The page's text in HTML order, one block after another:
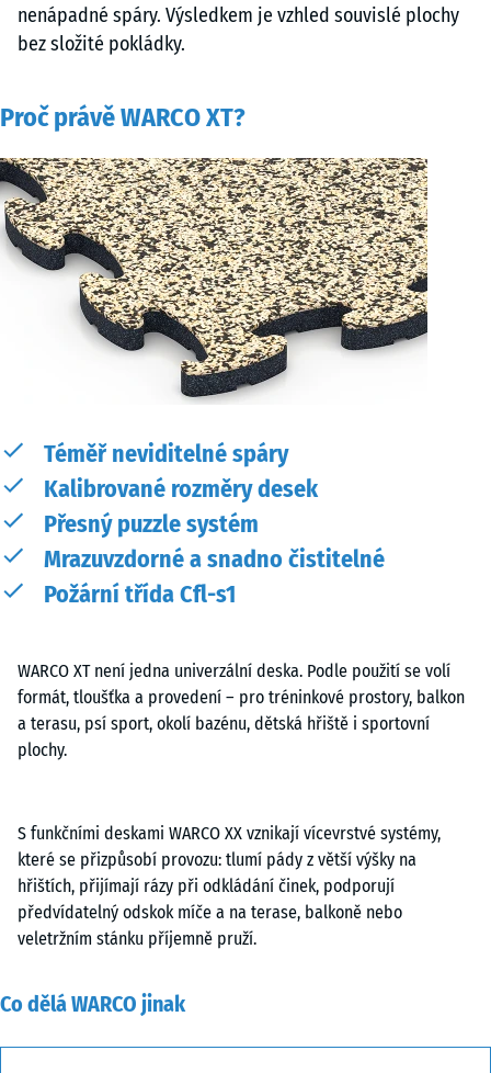
nenápadné spáry. Výsledkem je vzhled souvislé plochy
bez složité pokládky.
Proč právě WARCO XT?
Téměř neviditelné spáry
Kalibrované rozměry desek
Přesný puzzle systém
Mrazuvzdorné a snadno čistitelné
Požární třída Cfl-s1
WARCO XT není jedna univerzální deska. Podle použití se volí
formát, tloušťka a provedení – pro tréninkové prostory, balkon
a terasu, psí sport, okolí bazénu, dětská hřiště i sportovní
plochy.
S funkčními deskami WARCO XX vznikají vícevrstvé systémy,
které se přizpůsobí provozu: tlumí pády z větší výšky na
hřištích, přijímají rázy při odkládání činek, podporují
předvídatelný odskok míče a na terase, balkoně nebo
veletržním stánku příjemně pruží.
Co dělá WARCO jinak